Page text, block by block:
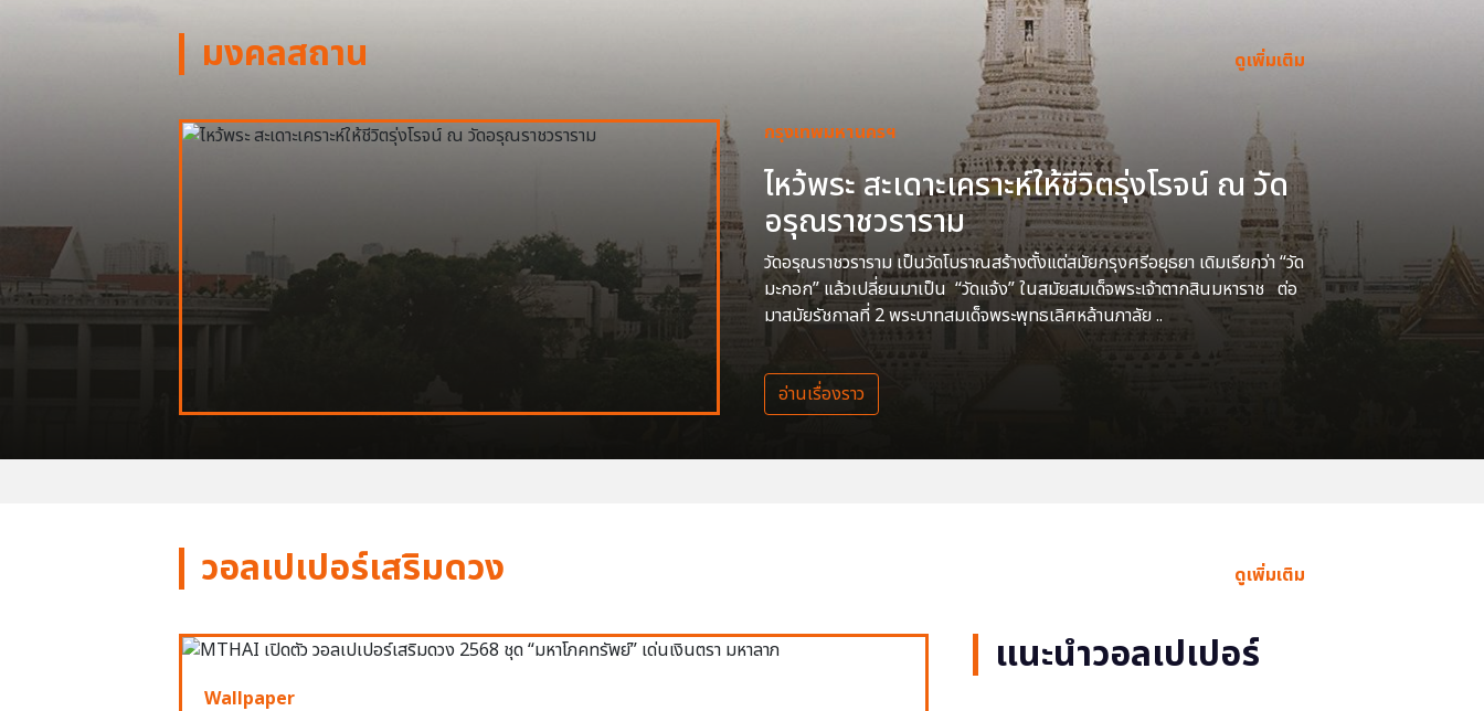
มงคลสถาน ดูเพิ่มเติม
กรุงเทพมหานครฯ
ไหว้พระ สะเดาะเคราะห์ให้ชีวิตรุ่งโรจน์ ณ วัด
อรุณราชวราราม
วัดอรุณราชวราราม เป็นวัดโบราณสร้างตั้งแต่สมัยกรุงศรีอยุธยา เดิมเรียกว่า “วัด
มะกอก” แล้วเปลี่ยนมาเป็น “วัดแจ้ง” ในสมัยสมเด็จพระเจ้าตากสินมหาราช ต่อ
มาสมัยรัชกาลที่ 2 พระบาทสมเด็จพระพุทธเลิศหล้านภาลัย ..
อ่านเรื่องราว
วอลเปเปอร์เสริมดวง ดูเพิ่มเติม
Wallpaper
แนะนำวอลเปเปอร์